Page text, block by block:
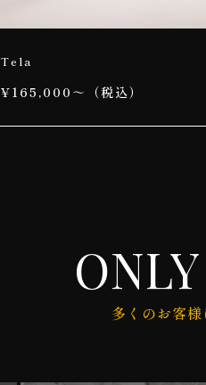
Tela
¥165,000～（税込）
多くのお客